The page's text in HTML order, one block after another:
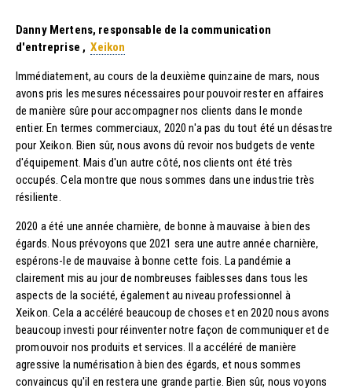
Danny Mertens, responsable de la communication
d'entreprise , Xeikon
Immédiatement, au cours de la deuxième quinzaine de mars, nous
avons pris les mesures nécessaires pour pouvoir rester en affaires
de manière sûre pour accompagner nos clients dans le monde
entier. En termes commerciaux, 2020 n'a pas du tout été un désastre
pour Xeikon. Bien sûr, nous avons dû revoir nos budgets de vente
d'équipement. Mais d'un autre côté, nos clients ont été très
occupés. Cela montre que nous sommes dans une industrie très
résiliente.
2020 a été une année charnière, de bonne à mauvaise à bien des
égards. Nous prévoyons que 2021 sera une autre année charnière,
espérons-le de mauvaise à bonne cette fois. La pandémie a
clairement mis au jour de nombreuses faiblesses dans tous les
aspects de la société, également au niveau professionnel à
Xeikon. Cela a accéléré beaucoup de choses et en 2020 nous avons
beaucoup investi pour réinventer notre façon de communiquer et de
promouvoir nos produits et services. Il a accéléré de manière
agressive la numérisation à bien des égards, et nous sommes
convaincus qu'il en restera une grande partie. Bien sûr, nous voyons